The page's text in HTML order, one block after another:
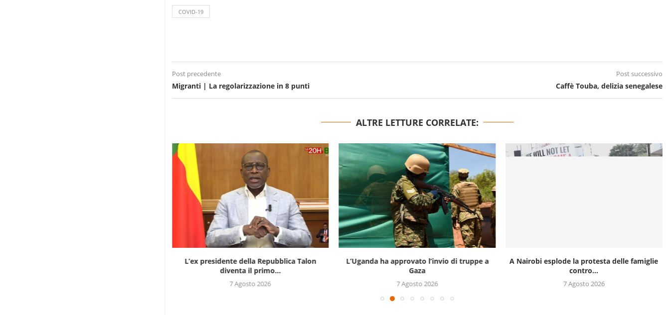
COVID-19
Post precedente
Migranti | La regolarizzazione in 8 punti
Post successivo
Caffè Touba, delizia senegalese
ALTRE LETTURE CORRELATE:
L’ex presidente della Repubblica Talon
diventa il primo...
7 Agosto 2026
L’Uganda ha approvato l’invio di truppe a
Gaza
7 Agosto 2026
A Nairobi esplode la protesta delle famiglie
contro...
7 Agosto 2026